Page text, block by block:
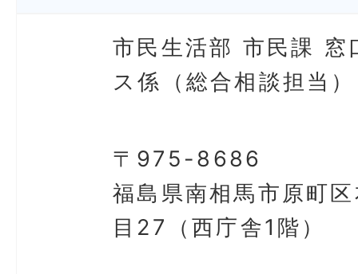
市民生活部 市民課 窓
ス係（総合相談担当）
〒975-8686
福島県南相馬市原町
目27（西庁舎1階）